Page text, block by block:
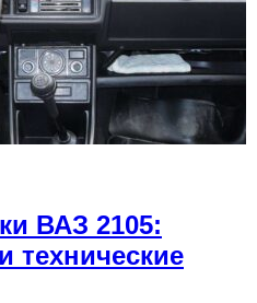
ВАЗ 2105:
технические